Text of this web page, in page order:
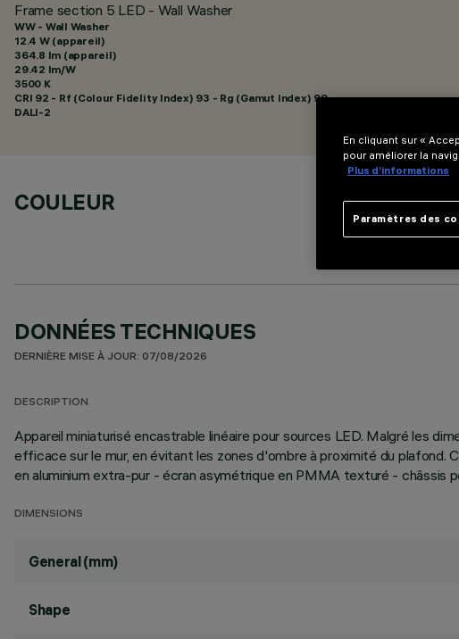
Frame section 5 LED - Wall Washer
WW - Wall Washer
12.4 W (appareil)
364.8 lm (appareil)
29.42 lm/W
3500 K
CRI 92 - Rf (Colour Fidelity Index) 93 - Rg (Gamut Index) 99
DALI-2
COULEUR
DONNÉES TECHNIQUES
DERNIÈRE MISE À JOUR: 07/08/2026
DESCRIPTION
Appareil miniaturisé encastrable linéaire pour sources LED. Malgré les
efficace sur le mur, en évitant les zones d'ombre à proximité du
en aluminium extra-pur - écran asymétrique en PMMA texturé - châssis
DIMENSIONS
General (mm)
Shape
En cliquant sur «
pour améliorer la
Plus d’informations
Paramètres des